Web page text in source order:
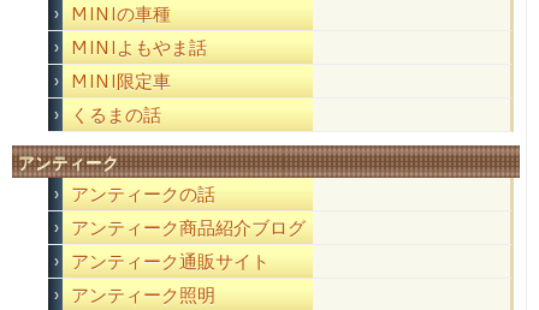
MINIの車種
MINIよもやま話
MINI限定車
くるまの話
アンティーク
アンティークの話
アンティーク商品紹介ブログ
アンティーク通販サイト
アンティーク照明